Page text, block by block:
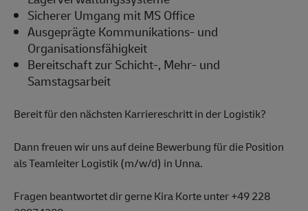
Sicherer Umgang mit MS Office
Ausgeprägte Kommunikations- und
Organisationsfähigkeit
Bereitschaft zur Schicht-, Mehr- und
Samstagsarbeit
Bereit für den nächsten Karriereschritt in der Logistik?
Dann freuen wir uns auf deine Bewerbung für die Position
als Teamleiter Logistik (m/w/d) in Unna.
Fragen beantwortet dir gerne Kira Korte unter +49 228